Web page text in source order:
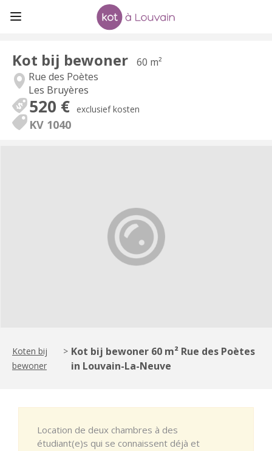
Kot bij bewoner
60 m²
Rue des Poètes
Les Bruyères
520 € exclusief kosten
KV 1040
Koten bij
bewoner
> Kot bij bewoner 60 m² Rue des Poètes
in Louvain-La-Neuve
Location de deux chambres à des
étudiant(e)s qui se connaissent déjà et